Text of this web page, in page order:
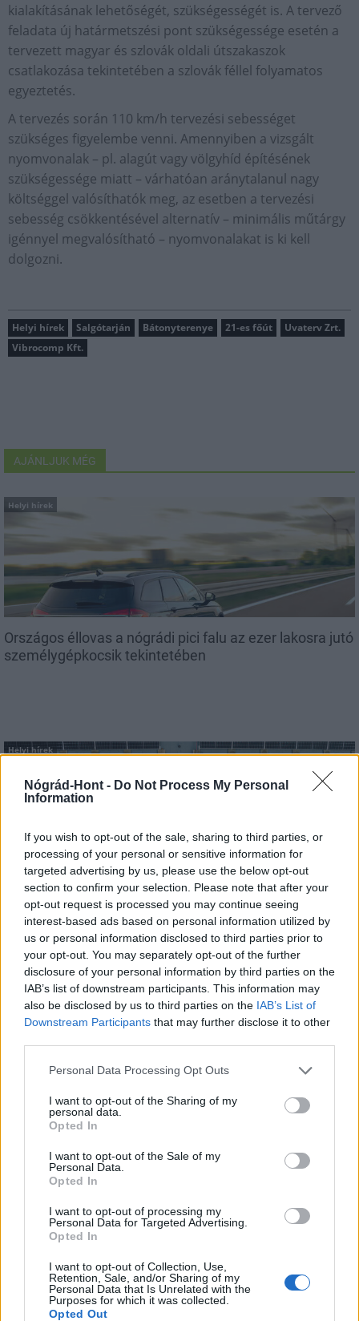
Nógrád-Hont - Do Not Process My Personal
Information
If you wish to opt-out of the sale, sharing to third parties, or
processing of your personal or sensitive information for
targeted advertising by us, please use the below opt-out
section to confirm your selection. Please note that after your
opt-out request is processed you may continue seeing
interest-based ads based on personal information utilized by
us or personal information disclosed to third parties prior to
your opt-out. You may separately opt-out of the further
disclosure of your personal information by third parties on the
IAB’s list of downstream participants. This information may
also be disclosed by us to third parties on the IAB’s List of
Downstream Participants that may further disclose it to other
Please note that this website/app uses one or more Google
not limited to your visit or usage behaviour. You may click to
grant or deny consent to Google and its third-party tags to
use your data for below specified purposes in below Google
consent section.
Personal Data Processing Opt Outs
I want to opt-out of the Sharing of my
personal data.
Opted In
I want to opt-out of the Sale of my
Personal Data.
Opted In
I want to opt-out of processing my
Personal Data for Targeted Advertising.
Opted In
I want to opt-out of Collection, Use,
Retention, Sale, and/or Sharing of my
Personal Data that Is Unrelated with the
Purposes for which it was collected.
Opted Out
kialakításának lehetőségét, szükségességét is. A tervező
feladata új határmetszési pont szükségessége esetén a
tervezett magyar és szlovák oldali útszakaszok
csatlakozása tekintetében a szlovák féllel folyamatos
egyeztetés.
A tervezés során 110 km/h tervezési sebességet
szükséges figyelembe venni. Amennyiben a vizsgált
nyomvonalak – pl. alagút vagy völgyhíd építésének
szükségessége miatt – várhatóan aránytalanul nagy
költséggel valósíthatók meg, az esetben a tervezési
sebesség csökkentésével alternatív – minimális műtárgy
igénnyel megvalósítható – nyomvonalakat is ki kell
dolgozni.
Helyi hírek Salgótarján Bátonyterenye 21-es főút
Uvaterv Zrt.
Vibrocomp Kft.
AJÁNLJUK MÉG
Helyi hírek
Országos éllovas a nógrádi pici falu az ezer lakosra jutó
személygépkocsik tekintetében
Helyi hírek
Három meghatározó épületét is fejlesztette
Salgótarján
Helyi hírek
Vasárnap Nógrádot is eléri a legmagasabb
MAGYAR ÉPÍTŐK